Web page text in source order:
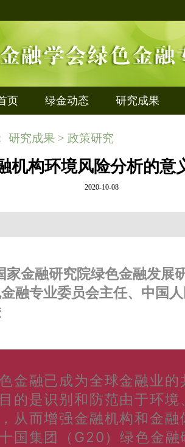
页 绿金动态 研究成果
研究成果 > 政策研究
机构环境风险分析的意
2020-10-08
家金融研究院绿色金融发展
融专业委员会主任、中国
金融已成为全球金融业
的是识别和防范由于环
从而增强金融机构和金
国集团（G20）绿色金